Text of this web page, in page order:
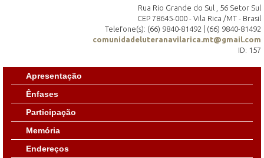
Rua Rio Grande do Sul , 56 Setor Sul
CEP 78645-000 - Vila Rica /MT - Brasil
Telefone(s): (66) 9840-81492 | (66) 9840-81492
comunidadeluteranavilarica.mt@gmail.com
ID: 157
Apresentação
Ênfases
Participação
Memória
Endereços